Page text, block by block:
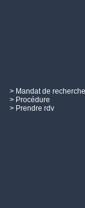
> Mandat de recherche
> Procédure
> Prendre rdv